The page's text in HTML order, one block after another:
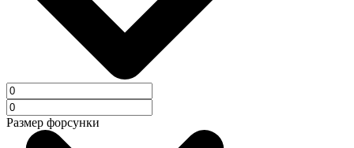
Размер форсунки